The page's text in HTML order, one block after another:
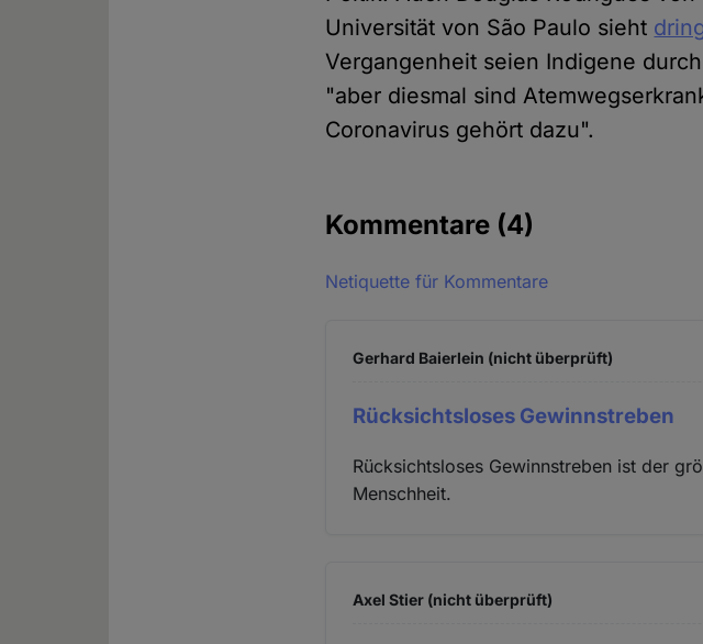
Universität von São Paulo sieht
Vergangenheit seien Indigene
"aber diesmal sind
Coronavirus gehört dazu".
Kommentare (4)
Netiquette für Kommentare
Gerhard Baierlein (nicht überprüft)
Rücksichtsloses Gewinnstreben
Rücksichtsloses Gewinnstreben ist der
Menschheit.
Axel Stier (nicht überprüft)